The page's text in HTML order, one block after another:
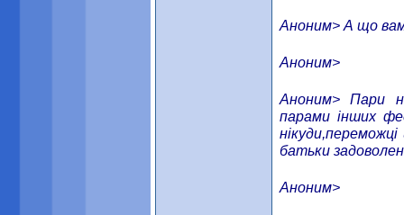
Аноним> А що вам
Аноним>
Аноним> Пари
парами інших
батьки
Аноним>